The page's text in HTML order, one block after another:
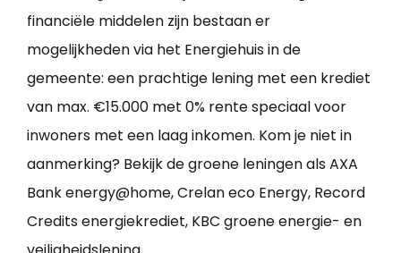
financiële middelen zijn bestaan er
mogelijkheden via het Energiehuis in de
gemeente: een prachtige lening met een krediet
van max. €15.000 met 0% rente speciaal voor
inwoners met een laag inkomen. Kom je niet in
aanmerking? Bekijk de groene leningen als AXA
Bank energy@home, Crelan eco Energy, Record
Credits energiekrediet, KBC groene energie- en